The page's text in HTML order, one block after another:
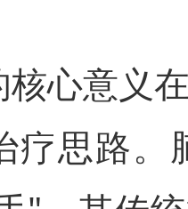
心意义
疗思路。